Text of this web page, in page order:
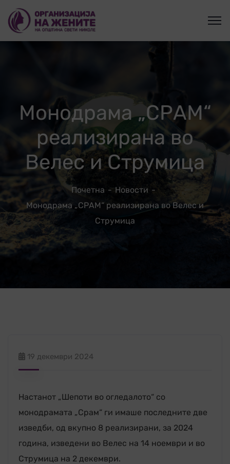
Монодрама „СРАМ“
реализирана во
Велес и Струмица
Почетна
Новости
Монодрама „СРАМ“ реализирана во Велес и
Струмица
19 декември 2024
Настанот „Шепоти во огледалото“ со
монодрамата „Срам“ ги имаше последните две
изведби, од вкупно 8 реализирани, за 2024
година, изведени во Велес на 14 ноември и во
Струмица на 2 декември.